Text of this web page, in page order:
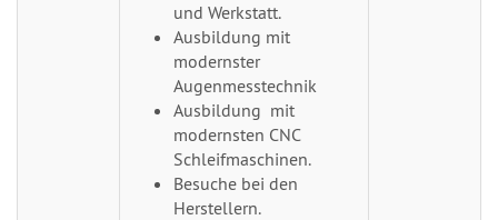
und Werkstatt.
Ausbildung mit
modernster
Augenmesstechnik
Ausbildung mit
modernsten CNC
Schleifmaschinen.
Besuche bei den
Herstellern.